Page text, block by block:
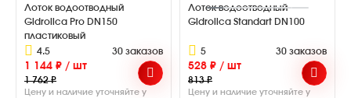
Лоток водоотводный
Gidrolica Pro DN150
пластиковый
4.5
30 заказов
1 144 ₽ / шт
1 762 ₽
Цену и наличие уточняйте у
Лоток водоотводный
Gidrolica Standart DN100
5 30 заказов
528 ₽ / шт
813 ₽
Цену и наличие уточняйте у